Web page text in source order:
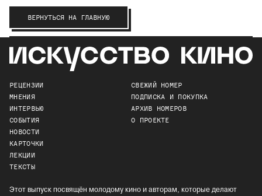
ВЕРНУТЬСЯ НА ГЛАВНУЮ
РЕЦЕНЗИИ
МНЕНИЯ
ИНТЕРВЬЮ
СОБЫТИЯ
НОВОСТИ
КАРТОЧКИ
ЛЕКЦИИ
ТЕКСТЫ
СВЕЖИЙ НОМЕР
ПОДПИСКА И ПОКУПКА
АРХИВ НОМЕРОВ
О ПРОЕКТЕ
Этот выпуск посвящён молодому кино и авторам, которые делают